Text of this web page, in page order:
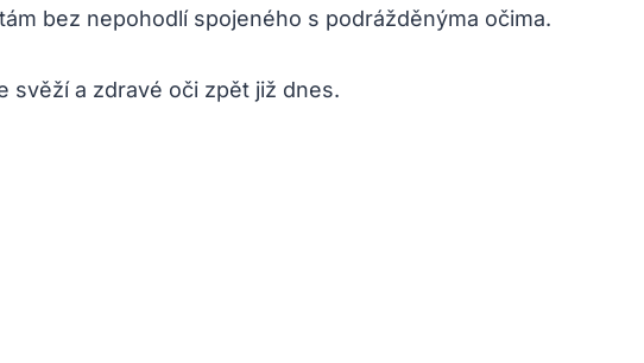
bez nepohodlí spojeného s podrážděnýma očima.
svěží a zdravé oči zpět již dnes.